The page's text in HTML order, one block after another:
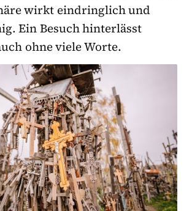
wirkt eindringlich und
Ein Besuch hinterlässt
ohne viele Worte.